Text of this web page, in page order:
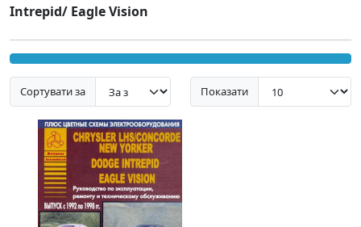
Intrepid/ Eagle Vision
Сортувати за Показати